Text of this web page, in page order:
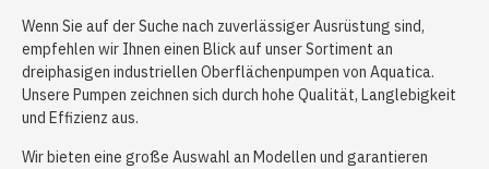
Wenn Sie auf der Suche nach zuverlässiger Ausrüstung sind,
empfehlen wir Ihnen einen Blick auf unser Sortiment an
dreiphasigen industriellen Oberflächenpumpen von Aquatica.
Unsere Pumpen zeichnen sich durch hohe Qualität, Langlebigkeit
und Effizienz aus.
Wir bieten eine große Auswahl an Modellen und garantieren